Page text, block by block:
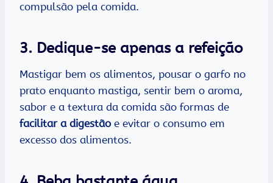
compulsão pela comida.
3. Dedique-se apenas a refeição
Mastigar bem os alimentos, pousar o garfo no
prato enquanto mastiga, sentir bem o aroma,
sabor e a textura da comida são formas de
facilitar a digestãoe evitar o consumo em
excesso dos alimentos.